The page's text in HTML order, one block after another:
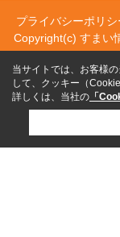
プライバシーポリシ
Copyright(c) すまい
当サイトでは、お客様
して、クッキー（
詳しくは、当社の 「